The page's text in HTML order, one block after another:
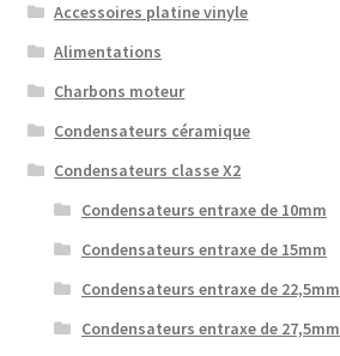
Accessoires platine vinyle
Alimentations
Charbons moteur
Condensateurs céramique
Condensateurs classe X2
Condensateurs entraxe de 10mm
Condensateurs entraxe de 15mm
Condensateurs entraxe de 22,5mm
Condensateurs entraxe de 27,5mm